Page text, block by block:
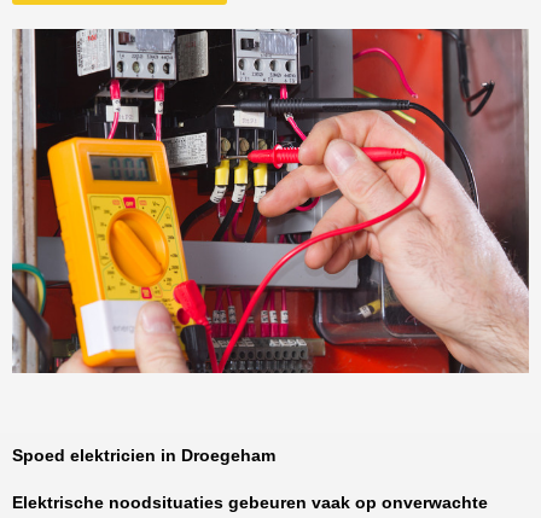
Spoed elektricien in Droegeham
Elektrische noodsituaties gebeuren vaak op onverwachte